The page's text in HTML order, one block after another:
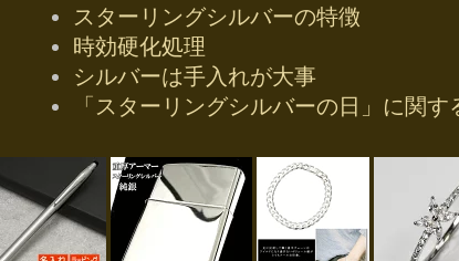
スターリングシルバーの特徴
時効硬化処理
シルバーは手入れが大事
「スターリングシルバーの日」に関す